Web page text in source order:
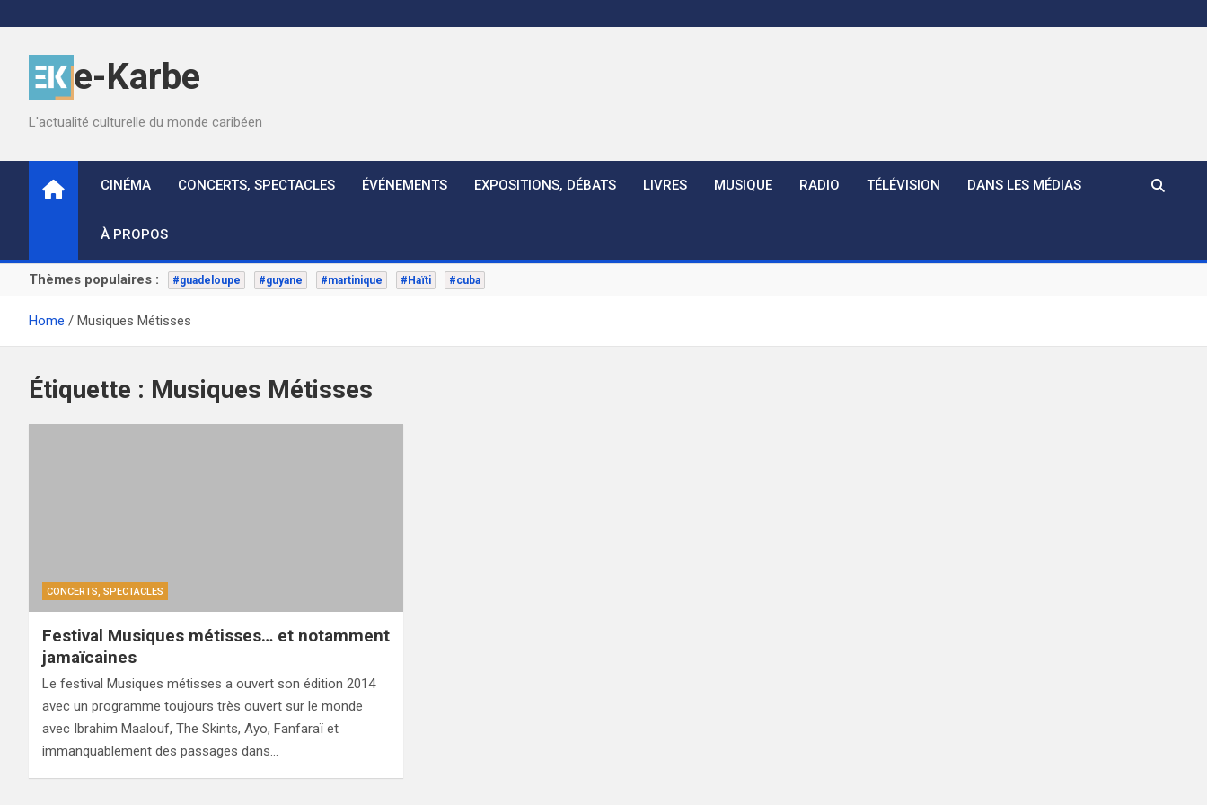
to
content
e-Karbe
L'actualité culturelle du monde caribéen
CINÉMA CONCERTS, SPECTACLES ÉVÉNEMENTS EXPOSITIONS, DÉBATS LIVRES MUSIQUE RADIO TÉLÉVISION DANS LES MÉDIAS
À PROPOS
Thèmes populaires : #guadeloupe #guyane #martinique #Haïti #cuba
Home Musiques Métisses
Étiquette : Musiques Métisses
CONCERTS, SPECTACLES
Festival Musiques métisses… et notamment
jamaïcaines
Le festival Musiques métisses a ouvert son édition 2014
avec un programme toujours très ouvert sur le monde
avec Ibrahim Maalouf, The Skints, Ayo, Fanfaraï et
immanquablement des passages dans…